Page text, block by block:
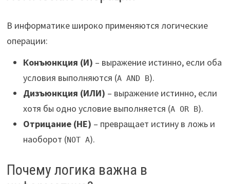
В информатике широко применяются логические
операции:
Конъюнкция (И) – выражение истинно, если оба
условия выполняются (A AND B).
Дизъюнкция (ИЛИ) – выражение истинно, если
хотя бы одно условие выполняется (A OR B).
Отрицание (НЕ) – превращает истину в ложь и
наоборот (NOT A).
Почему логика важна в